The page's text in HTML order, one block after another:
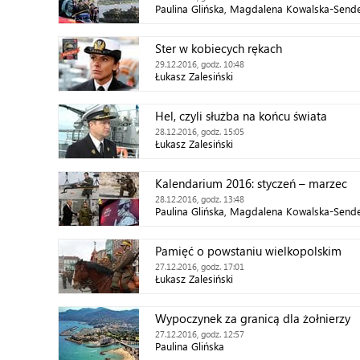
Paulina Glińska, Magdalena Kowalska-
Ster w kobiecych rękach
29.12.2016, godz. 10:48
Łukasz Zalesiński
Hel, czyli służba na końcu świata
28.12.2016, godz. 15:05
Łukasz Zalesiński
Kalendarium 2016: styczeń – marzec
28.12.2016, godz. 13:48
Paulina Glińska, Magdalena Kowalska-
Pamięć o powstaniu wielkopolskim
27.12.2016, godz. 17:01
Łukasz Zalesiński
Wypoczynek za granicą dla żołnierzy
27.12.2016, godz. 12:57
Paulina Glińska